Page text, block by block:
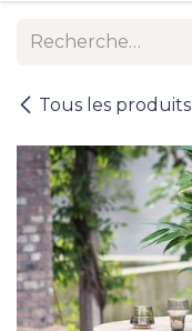
Tous les produits